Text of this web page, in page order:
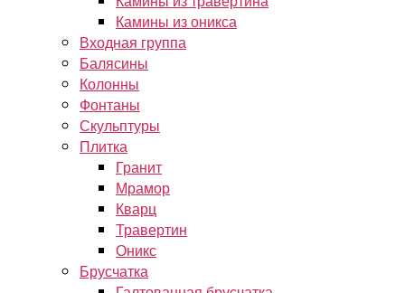
Камины из оникса
Входная группа
Балясины
Колонны
Фонтаны
Скульптуры
Плитка
Гранит
Мрамор
Кварц
Травертин
Оникс
Брусчатка